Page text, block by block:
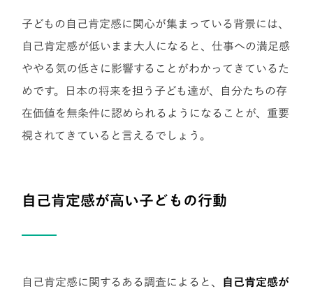
子どもの自己肯定感に関心が集まっている背景には、
自己肯定感が低いまま大人になると、仕事への満足感
ややる気の低さに影響することがわかってきているた
めです。日本の将来を担う子ども達が、自分たちの存
在価値を無条件に認められるようになることが、重要
視されてきていると言えるでしょう。
自己肯定感が高い子どもの行動
自己肯定感に関するある調査によると、
自己肯定感が